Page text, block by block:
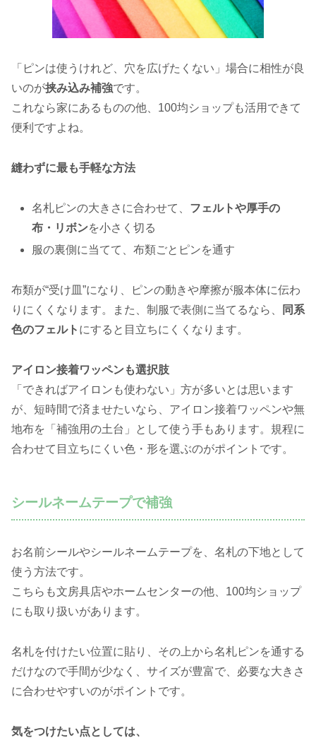
「ピンは使うけれど、穴を広げたくない」場合に相性が良
いのが挟み込み補強です。
これなら家にあるものの他、100均ショップも活用できて
便利ですよね。
縫わずに最も手軽な方法
名札ピンの大きさに合わせて、 フェルトや厚手の
布・リボンを小さく切る
服の裏側に当てて、布類ごとピンを通す
布類が“受け皿”になり、ピンの動きや摩擦が服本体に伝わ
りにくくなります。また、制服で表側に当てるなら、
同系
色のフェルト にすると目立ちにくくなります。
アイロン接着ワッペンも選択肢
「できればアイロンも使わない」方が多いとは思います
が、短時間で済ませたいなら、アイロン接着ワッペンや無
地布を「補強用の土台」として使う手もあります。規程に
合わせて目立ちにくい色・形を選ぶのがポイントです。
シールネームテープで補強
お名前シールやシールネームテープを、名札の下地として
使う方法です。
こちらも文房具店やホームセンターの他、100均ショップ
にも取り扱いがあります。
名札を付けたい位置に貼り、その上から名札ピンを通する
だけなので手間が少なく、サイズが豊富で、必要な大きさ
に合わせやすいのがポイントです。
気をつけたい点としては、